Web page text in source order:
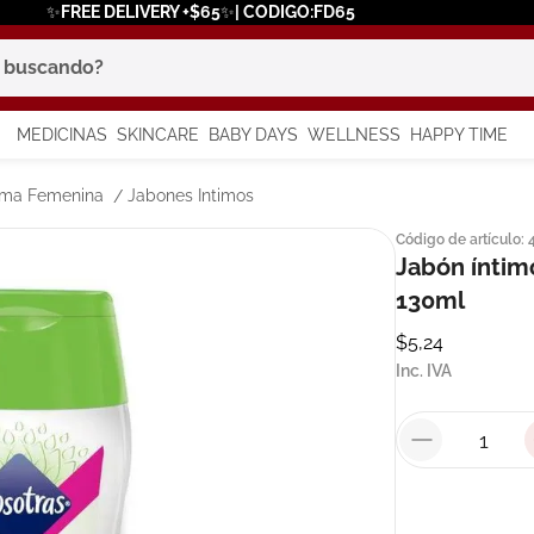
✨FREE DELIVERY +$65✨| CODIGO:FD65
MEDICINAS SKINCARE BABY DAYS WELLNESS HAPPY TIME
Femenina Jabones Intimos
Código de artículo:
Jabón
130ml
$5,24
Inc. IVA
más buscados